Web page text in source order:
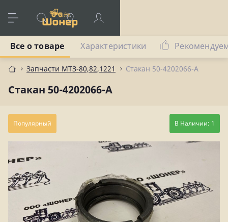
Запчасти МТЗ-80,82,1221 Стакан 50-4202066-А
Стакан 50-4202066-А
Все о товаре Характеристики
Популярный В Наличии: 1